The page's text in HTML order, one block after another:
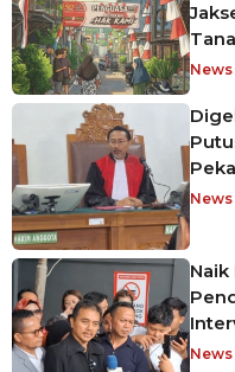
News
News
News